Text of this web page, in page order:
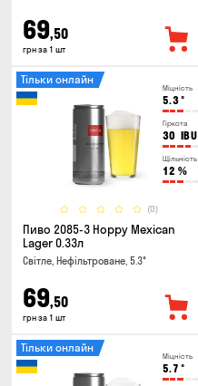
69,50
грн за 1 шт
Міцність
5.3°
Гіркота
30 IBU
Щільність
12 %
(0)
Тільки онлайн
Пиво 2085-3 Hoppy Mexican
Lager 0.33л
Світле, Нефільтроване, 5.3°
69,50
грн за 1 шт
Міцність
5.7 °
Тільки онлайн